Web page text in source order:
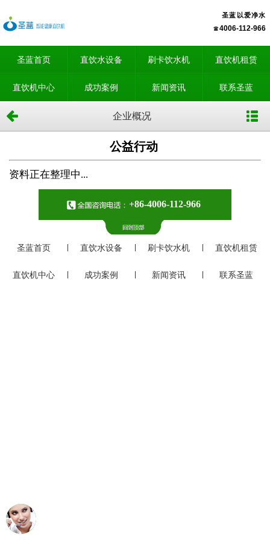
圣蓝以爱净水
4006-112-966
圣蓝首页 直饮水设备 刷卡饮水机 直饮机租赁
直饮机中心 成功案例 新闻资讯 联系圣蓝
企业概况
公益行动
资料正在整理中...
+86-4006-112-966
圣蓝首页 直饮水设备 刷卡饮水机 直饮机租赁
直饮机中心 成功案例 新闻资讯 联系圣蓝